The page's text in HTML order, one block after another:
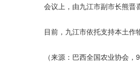
会议上，由九江市副市长熊晋
目前，九江市依托支持本土作
（来源：巴西全国农业协会，